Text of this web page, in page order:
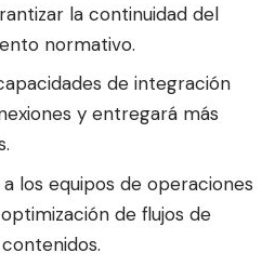
la continuidad del
normativo.
de integración
y entregará más
los equipos de operaciones
de flujos de